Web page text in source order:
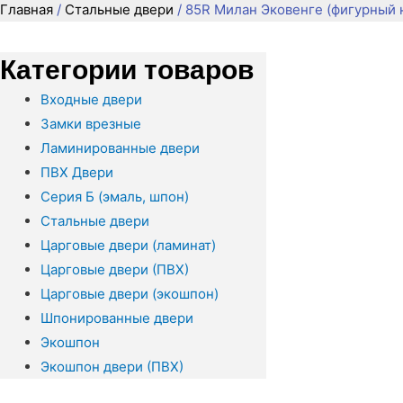
Главная / Стальные двери / 85R Милан Эковенге (фигурный
Категории товаров
Входные двери
Замки врезные
Ламинированные двери
ПВХ Двери
Серия Б (эмаль, шпон)
Стальные двери
Царговые двери (ламинат)
Царговые двери (ПВХ)
Царговые двери (экошпон)
Шпонированные двери
Экошпон
Экошпон двери (ПВХ)